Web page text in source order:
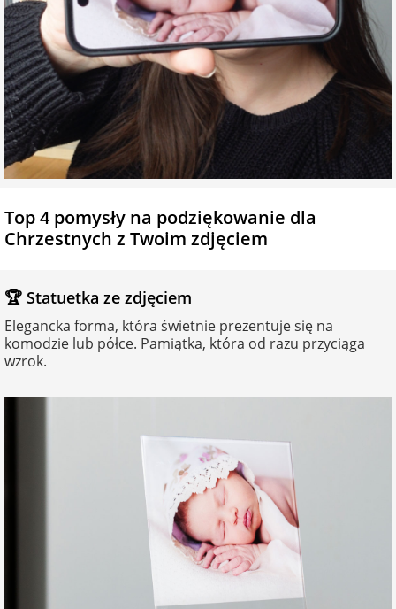
Dodatki i
opakowania
na Dzień
Chłopaka
na Dzień Kobiet
na walentynki
na prezent
Dziadka
dla przyjaciółki
dla przyjaciela
Top 4 pomysły na podziękowanie dla
Chrzestnych z Twoim zdjęciem
🏆 Statuetka ze zdjęciem
Elegancka forma, która świetnie prezentuje się na
komodzie lub półce. Pamiątka, która od razu przyciąga
wzrok.